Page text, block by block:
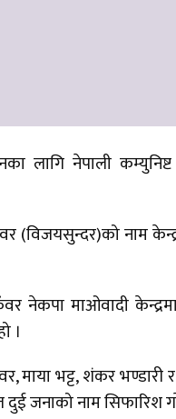
लागि नेपाली
(विजयसुन्दर)को नाम
माओवादी
।
माया भट्ट, शंकर
जनाको नाम सिफारिश